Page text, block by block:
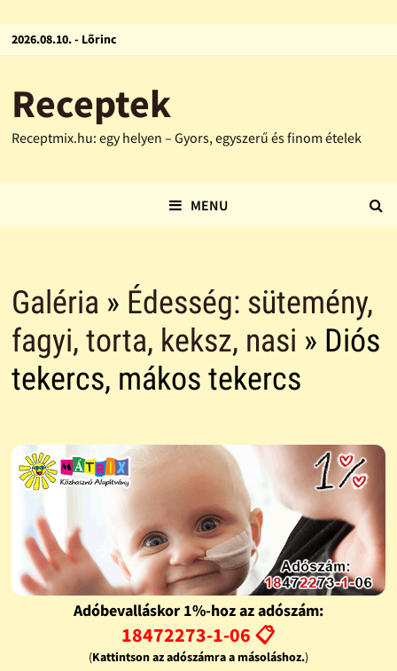
2026.08.10. - Lõrinc
Receptek
Receptmix.hu: egy helyen – Gyors, egyszerű és finom ételek
MENU
Galéria » Édesség: sütemény,
fagyi, torta, keksz, nasi » Diós
tekercs, mákos tekercs
Adóbevalláskor 1%-hoz az adószám:
18472273-1-06 📋
(Kattintson az adószámra a másoláshoz.)